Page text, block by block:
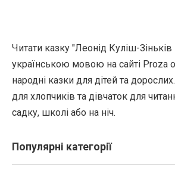
Читати казку "Леонід Куліш-Зіньків
українською мовою на сайті Proza
народні казки для дітей та
для хлопчиків та дівчаток для
садку, школі або на ніч.
Популярні категорії